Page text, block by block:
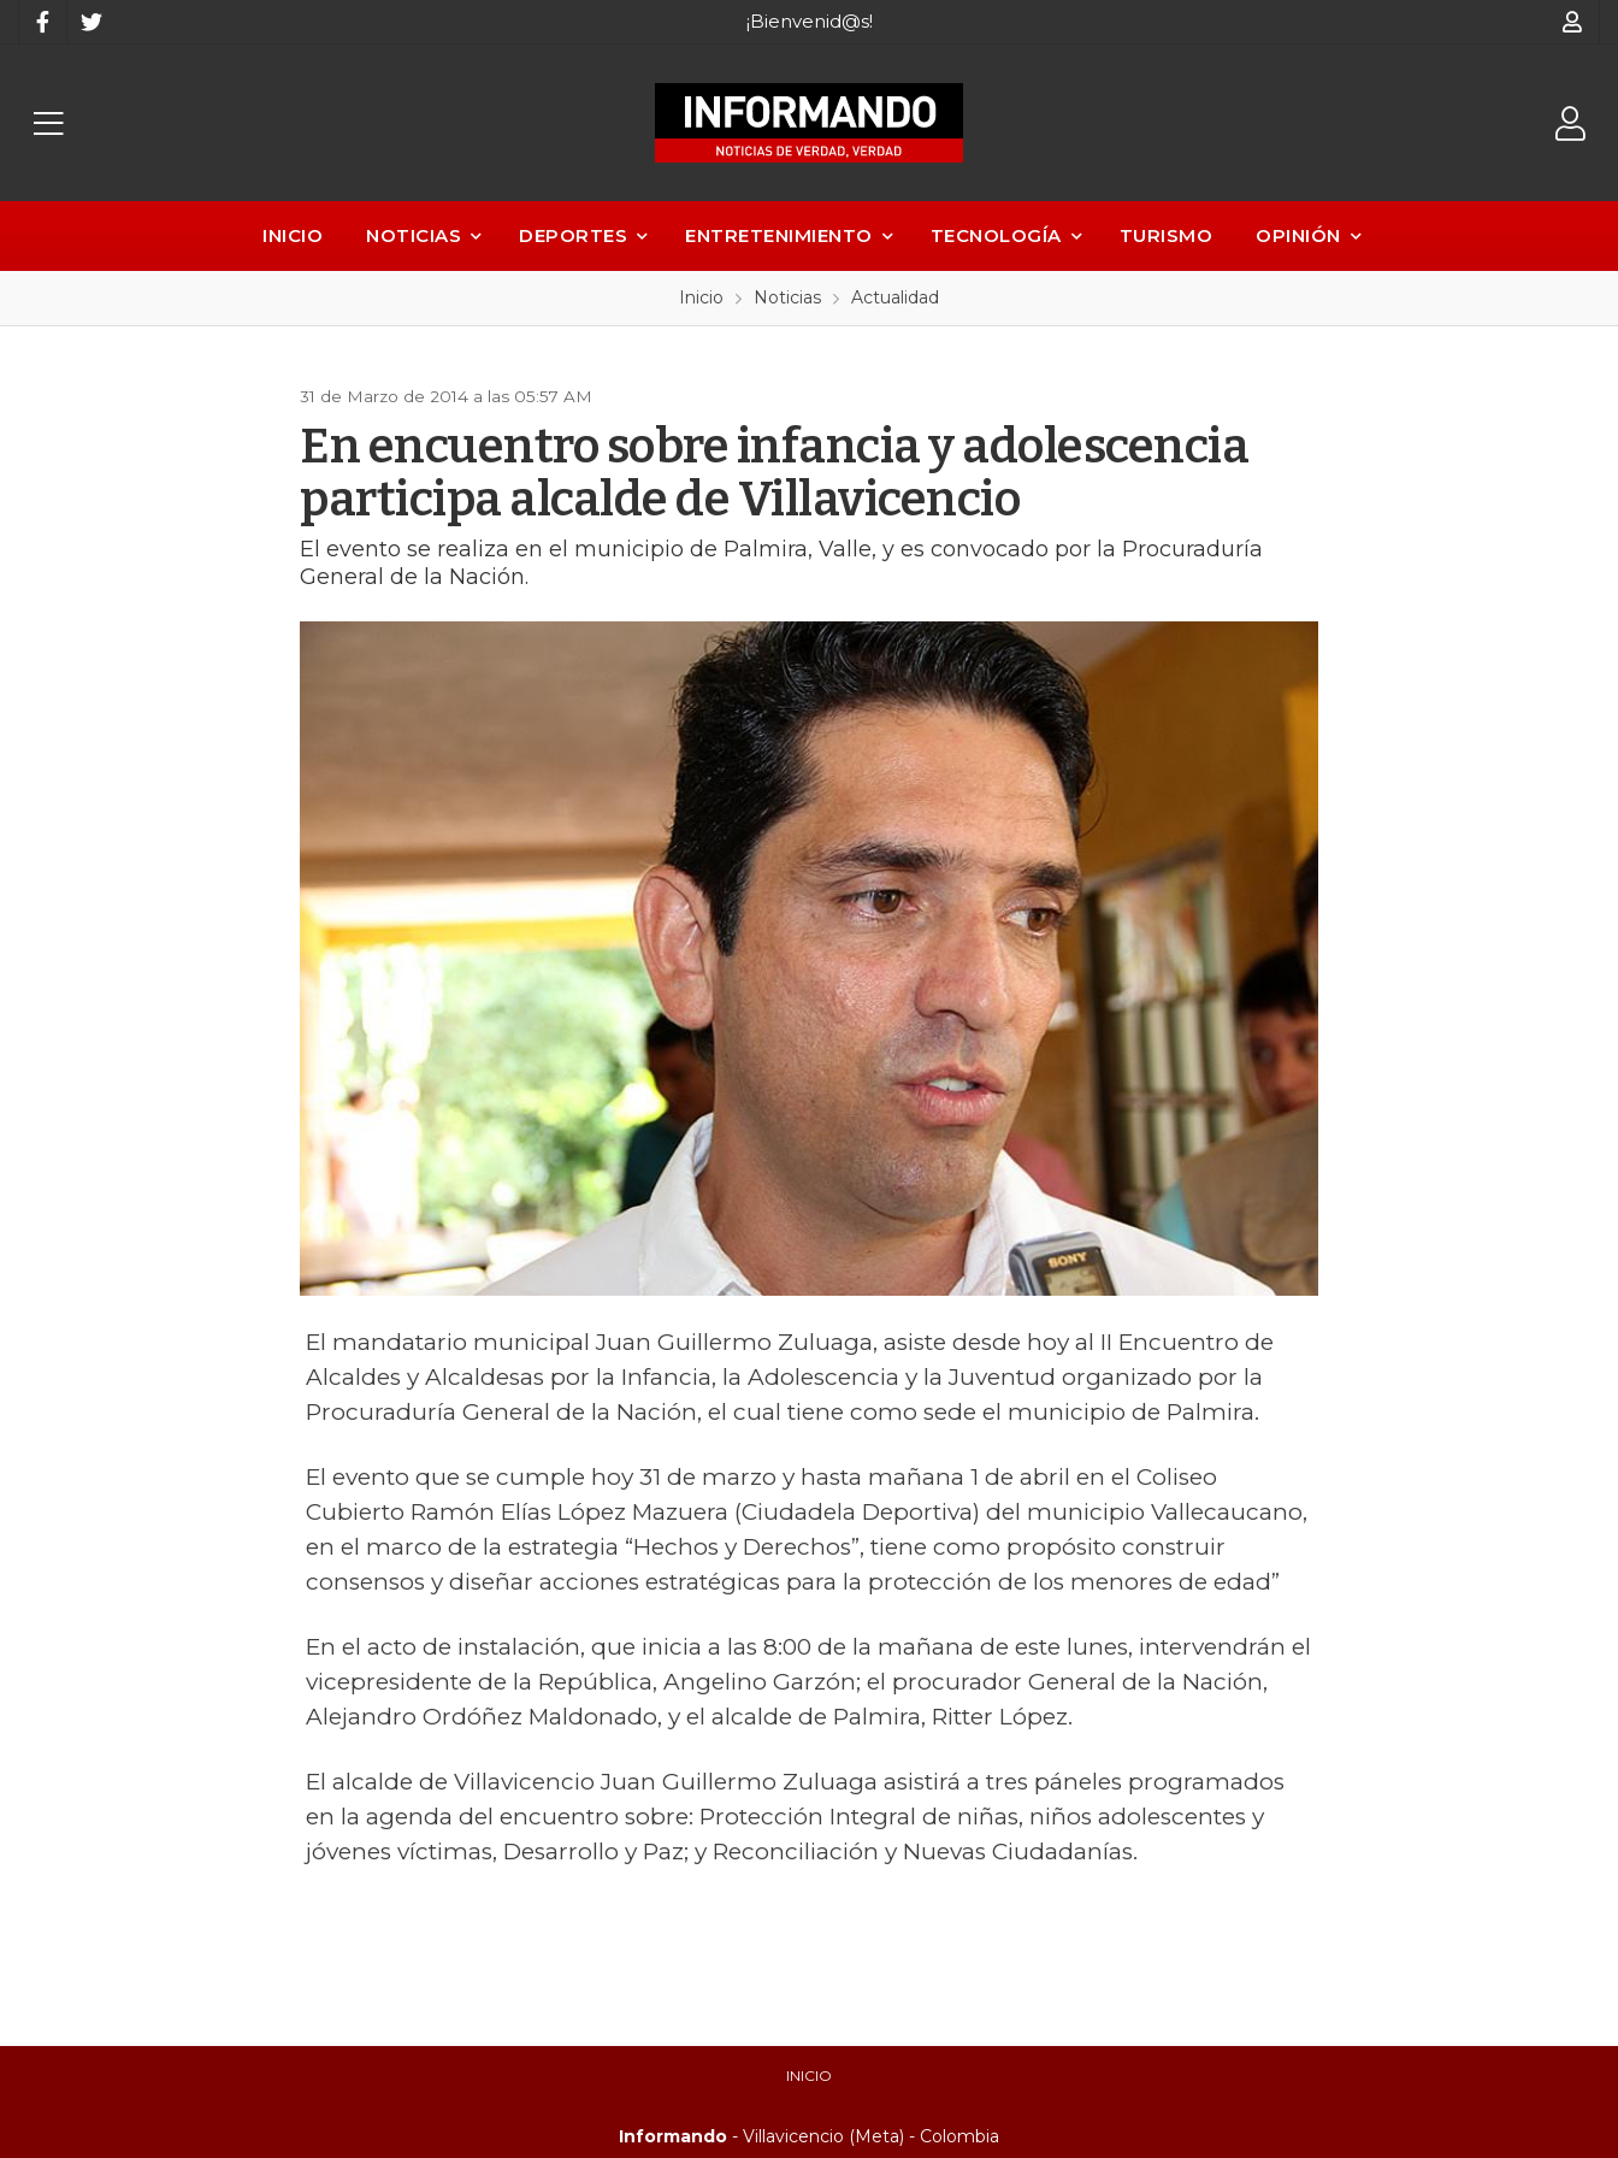
¡Bienvenid@s!
INICIO NOTICIAS DEPORTES ENTRETENIMIENTO TECNOLOGÍA TURISMO OPINIÓN
Inicio Noticias Actualidad
31 de Marzo de 2014 a las 05:57 AM
En encuentro sobre infancia y adolescencia
participa alcalde de Villavicencio
El evento se realiza en el municipio de Palmira, Valle, y es convocado por la Procuraduría
General de la Nación.
El mandatario municipal Juan Guillermo Zuluaga, asiste desde hoy al II Encuentro de
Alcaldes y Alcaldesas por la Infancia, la Adolescencia y la Juventud organizado por la
Procuraduría General de la Nación, el cual tiene como sede el municipio de Palmira.
El evento que se cumple hoy 31 de marzo y hasta mañana 1 de abril en el Coliseo
Cubierto Ramón Elías López Mazuera (Ciudadela Deportiva) del municipio Vallecaucano,
en el marco de la estrategia “Hechos y Derechos”, tiene como propósito construir
consensos y diseñar acciones estratégicas para la protección de los menores de edad”
En el acto de instalación, que inicia a las 8:00 de la mañana de este lunes, intervendrán el
vicepresidente de la República, Angelino Garzón; el procurador General de la Nación,
Alejandro Ordóñez Maldonado, y el alcalde de Palmira, Ritter López.
El alcalde de Villavicencio Juan Guillermo Zuluaga asistirá a tres páneles programados
en la agenda del encuentro sobre: Protección Integral de niñas, niños adolescentes y
jóvenes víctimas, Desarrollo y Paz; y Reconciliación y Nuevas Ciudadanías.
INICIO
Informando - Villavicencio (Meta) - Colombia